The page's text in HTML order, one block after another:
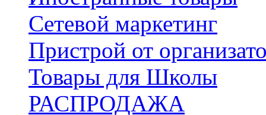
Сетевой маркетинг
Пристрой от
Товары для Школы
РАСПРОДАЖА